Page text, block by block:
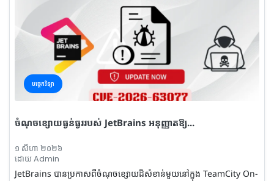
បច្ចេកវិទ្យា
ចំណុចខ្សោយធ្ងន់ធ្ងររបស់ JetBrains អនុញ្ញាតឱ្យ...
១ សីហា ២០២៦
ដោយ Admin
JetBrains បានប្រកាសពីចំណុចខ្សោយដ៏សំខាន់មួយនៅក្នុង TeamCity On-